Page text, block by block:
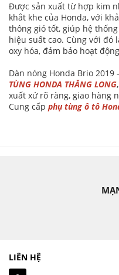
Được sản xuất từ hợp kim
khắt khe của Honda, với
thông gió tốt, giúp hệ
hiệu suất cao. Cùng với đó
oxy hóa, đảm bảo hoạt
Dàn nóng Honda Brio
TÙNG HONDA THĂNG LONG
xuất xứ rõ ràng, giao hàng
Cung cấp phụ tùng ô tô
LIÊN HỆ